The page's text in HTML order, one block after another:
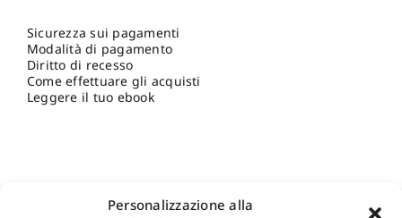
Personalizzazione alla
Sicurezza sui pagamenti
Modalità di pagamento
Diritto di recesso
Come effettuare gli acquisti
Leggere il tuo ebook